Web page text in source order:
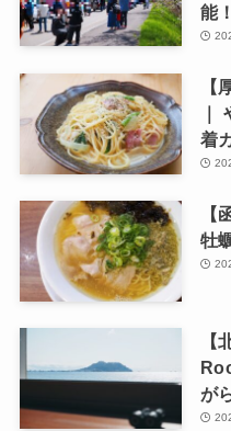
能！
【
｜
着
【
牡
【
が